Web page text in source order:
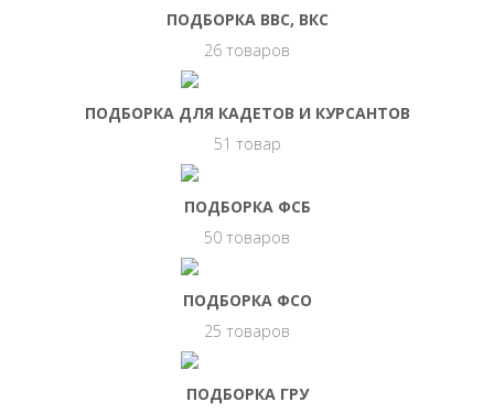
ПОДБОРКА ВВС, ВКС
26 товаров
ПОДБОРКА ДЛЯ КАДЕТОВ И КУРСАНТОВ
51 товар
ПОДБОРКА ФСБ
50 товаров
ПОДБОРКА ФСО
25 товаров
ПОДБОРКА ГРУ